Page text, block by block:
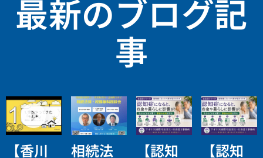
最新のブログ記
事
【香川
相続法
【認知
【認知